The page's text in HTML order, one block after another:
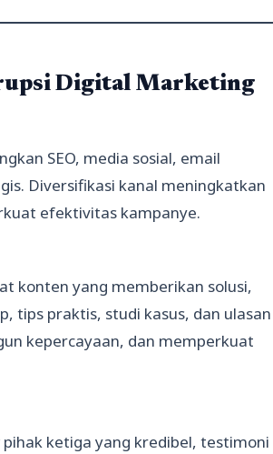
Digital Marketing
SEO, media sosial, email
Diversifikasi kanal meningkatkan
efektivitas kampanye.
konten yang memberikan solusi,
tips praktis, studi kasus, dan ulasan
kepercayaan, dan memperkuat
ketiga yang kredibel, testimoni